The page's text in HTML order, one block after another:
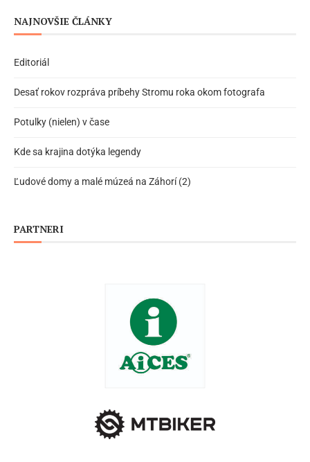
NAJNOVŠIE ČLÁNKY
Editoriál
Desať rokov rozpráva príbehy Stromu roka okom fotografa
Potulky (nielen) v čase
Kde sa krajina dotýka legendy
Ľudové domy a malé múzeá na Záhorí (2)
PARTNERI